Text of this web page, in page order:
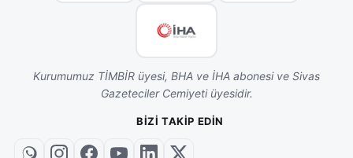
Kurumumuz TİMBİR üyesi, BHA ve İHA abonesi ve Sivas
Gazeteciler Cemiyeti üyesidir.
BIZI TAKIP EDIN